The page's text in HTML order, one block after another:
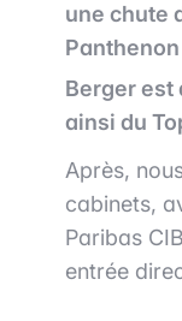
une chute
Berger est
ainsi du
Après,
cabinets,
Paribas
entrée